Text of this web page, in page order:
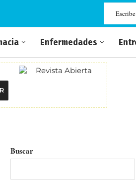
Enfermedades
Buscar